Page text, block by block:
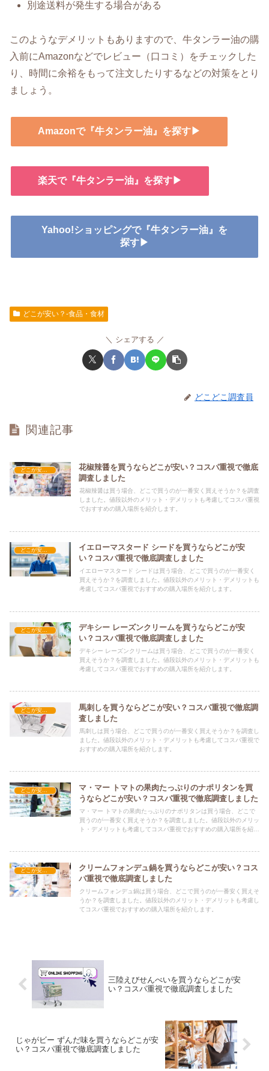
別途送料が発生する場合がある
このようなデメリットもありますので、牛タンラー油の購
入前にAmazonなどでレビュー（口コミ）をチェックした
り、時間に余裕をもって注文したりするなどの対策をとり
ましょう。
Amazonで『牛タンラー油』を探す▶
楽天で『牛タンラー油』を探す▶
Yahoo!ショッピングで『牛タンラー油』を
探す▶
どこが安い？-食品・食材
シェアする
どこどこ調査員
関連記事
どこが安い？-食品・食材
花椒辣醤を買うならどこが安い？コスパ重視で徹底
調査しました
花椒辣醤は買う場合、どこで買うのが一番安く買えそうか？を調査
しました。値段以外のメリット・デメリットも考慮してコスパ重視
でおすすめの購入場所を紹介します。
どこが安い？-食品・食材
イエローマスタード シードを買うならどこが安
い？コスパ重視で徹底調査しました
イエローマスタード シードは買う場合、どこで買うのが一番安く
買えそうか？を調査しました。値段以外のメリット・デメリットも
考慮してコスパ重視でおすすめの購入場所を紹介します。
どこが安い？-食品・食材
デキシー レーズンクリームを買うならどこが安
い？コスパ重視で徹底調査しました
デキシー レーズンクリームは買う場合、どこで買うのが一番安く
買えそうか？を調査しました。値段以外のメリット・デメリットも
考慮してコスパ重視でおすすめの購入場所を紹介します。
どこが安い？-食品・食材
馬刺しを買うならどこが安い？コスパ重視で徹底調
査しました
馬刺しは買う場合、どこで買うのが一番安く買えそうか？を調査し
ました。値段以外のメリット・デメリットも考慮してコスパ重視で
おすすめの購入場所を紹介します。
どこが安い？-食品・食材
マ・マー トマトの果肉たっぷりのナポリタンを買
うならどこが安い？コスパ重視で徹底調査しました
マ・マー トマトの果肉たっぷりのナポリタンは買う場合、どこで
買うのが一番安く買えそうか？を調査しました。値段以外のメリッ
ト・デメリットも考慮してコスパ重視でおすすめの購入場所を紹介
どこが安い？-食品・食材
クリームフォンデュ鍋を買うならどこが安い？コス
パ重視で徹底調査しました
クリームフォンデュ鍋は買う場合、どこで買うのが一番安く買えそ
うか？を調査しました。値段以外のメリット・デメリットも考慮し
てコスパ重視でおすすめの購入場所を紹介します。
三陸えびせんべいを買うならどこが安
い？コスパ重視で徹底調査しました
じゃがビー ずんだ味を買うならどこが安
い？コスパ重視で徹底調査しました